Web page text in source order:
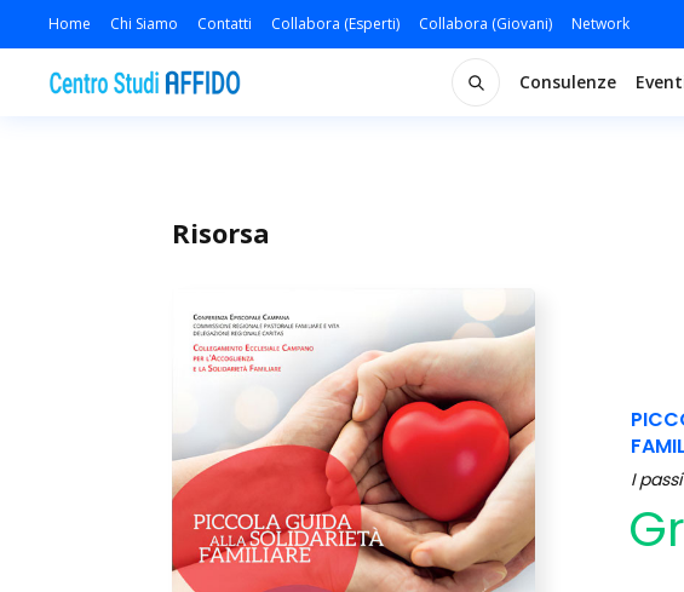
Home Chi Siamo Contatti Collabora (Esperti) Collabora (Giovani) Network
Consulenze
Risorsa
I